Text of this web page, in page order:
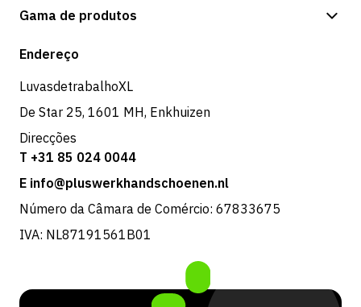
Opções de pagamento
Devoluções e serviço
Gama de produtos
Loja
Endereço
LuvasdetrabalhoXL
De Star 25, 1601 MH, Enkhuizen
Direcções
T +31 85 024 0044
E info@pluswerkhandschoenen.nl
Número da Câmara de Comércio: 67833675
IVA: NL87191561B01